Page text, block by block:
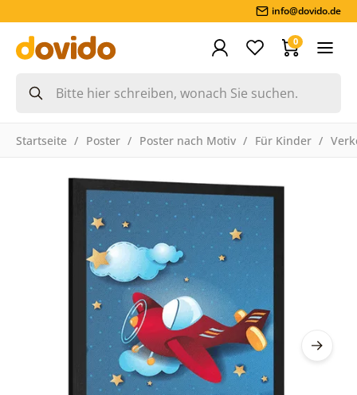
info@dovido.de
0
Startseite Poster Poster nach Motiv Für Kinder